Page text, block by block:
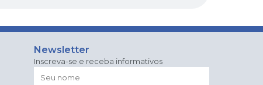
Newsletter
Inscreva-se e receba informativos